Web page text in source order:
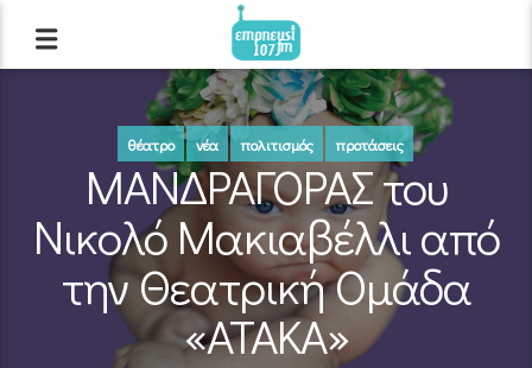
θέατρο νέα πολιτισμός προτάσεις
ΜΑΝΔΡΑΓΟΡΑΣ του
Νικολό Μακιαβέλλι από
την Θεατρική Ομάδα
«ΑΤΑΚΑ»